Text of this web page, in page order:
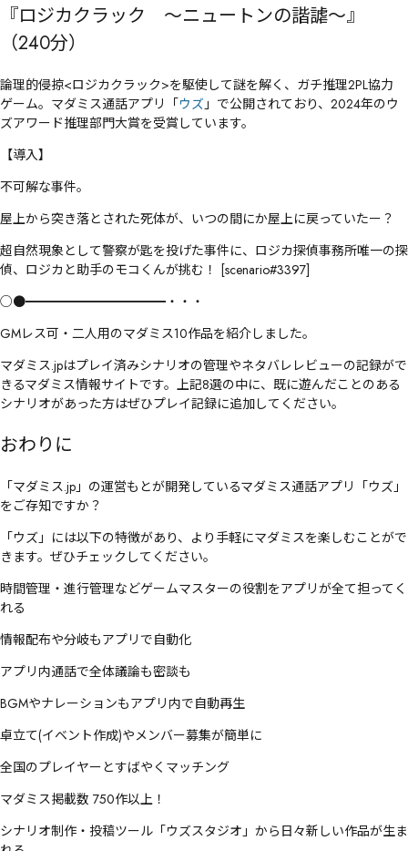
ることになる。
『ロジカクラック ～ニュートンの諧謔～』
（240分）
論理的侵掠<ロジカクラック>を駆使して謎を解く、ガチ推理2PL協力
ゲーム。マダミス通話アプリ「ウズ」で公開されており、2024年のウ
ズアワード推理部門大賞を受賞しています。
【導入】
不可解な事件。
屋上から突き落とされた死体が、いつの間にか屋上に戻っていたー？
超自然現象として警察が匙を投げた事件に、ロジカ探偵事務所唯一の探
偵、ロジカと助手のモコくんが挑む！ [scenario#3397]
○●━━━━━━━━━━━・・・
GMレス可・二人用のマダミス10作品を紹介しました。
マダミス.jpはプレイ済みシナリオの管理やネタバレレビューの記録がで
きるマダミス情報サイトです。上記8選の中に、既に遊んだことのある
シナリオがあった方はぜひプレイ記録に追加してください。
おわりに
「マダミス.jp」の運営もとが開発しているマダミス通話アプリ「ウズ」
をご存知ですか？
「ウズ」には以下の特徴があり、より手軽にマダミスを楽しむことがで
きます。ぜひチェックしてください。
時間管理・進行管理などゲームマスターの役割をアプリが全て担ってく
れる
情報配布や分岐もアプリで自動化
アプリ内通話で全体議論も密談も
BGMやナレーションもアプリ内で自動再生
卓立て(イベント作成)やメンバー募集が簡単に
全国のプレイヤーとすばやくマッチング
マダミス掲載数 750作以上！
シナリオ制作・投稿ツール「ウズスタジオ」から日々新しい作品が生ま